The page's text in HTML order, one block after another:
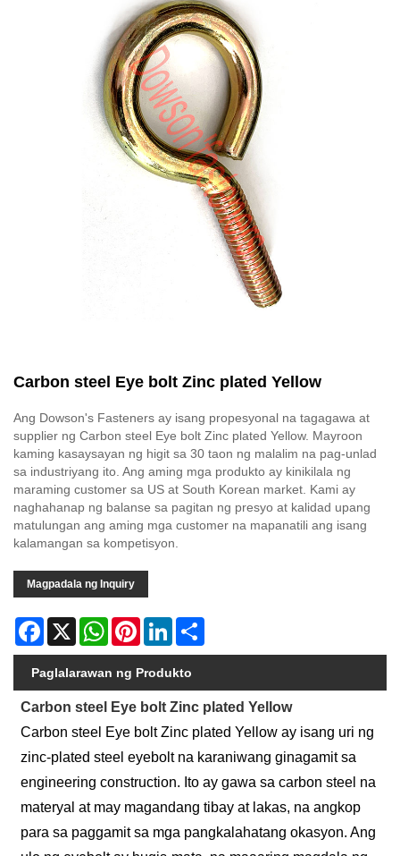
Carbon steel Eye bolt Zinc plated Yellow
Ang Dowson's Fasteners ay isang propesyonal na tagagawa at
supplier ng Carbon steel Eye bolt Zinc plated Yellow. Mayroon
kaming kasaysayan ng higit sa 30 taon ng malalim na pag-unlad
sa industriyang ito. Ang aming mga produkto ay kinikilala ng
maraming customer sa US at South Korean market. Kami ay
naghahanap ng balanse sa pagitan ng presyo at kalidad upang
matulungan ang aming mga customer na mapanatili ang isang
kalamangan sa kompetisyon.
Magpadala ng Inquiry
Facebook
X WhatsAppPinterestLinkedIn
Paglalarawan ng Produkto
Carbon steel Eye bolt Zinc plated Yellow
Carbon steel Eye bolt Zinc plated Yellow ay isang uri ng
zinc-plated steel eyebolt na karaniwang ginagamit sa
engineering construction. Ito ay gawa sa carbon steel na
materyal at may magandang tibay at lakas, na angkop
para sa paggamit sa mga pangkalahatang okasyon. Ang